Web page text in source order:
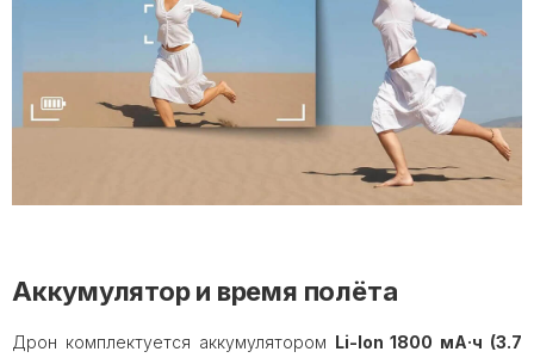
Аккумулятор и время полёта
Дрон комплектуется аккумулятором Li-Ion 1800 мА·ч (3.7